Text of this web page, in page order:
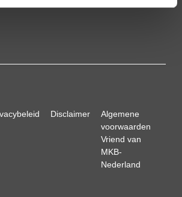
Disclaimer
Algemene
voorwaarden
Vriend van
MKB-
Nederland